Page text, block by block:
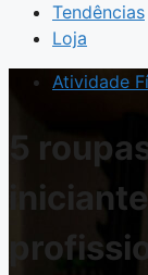
Tendências
Loja
Atividade
5